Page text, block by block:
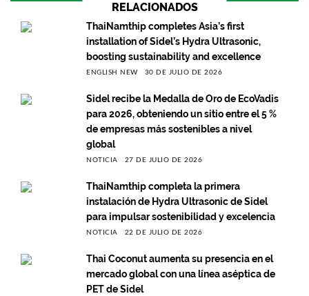
RELACIONADOS
ThaiNamthip completes Asia’s first
installation of Sidel’s Hydra Ultrasonic,
boosting sustainability and excellence
ENGLISH NEW 30 DE JULIO DE 2026
Sidel recibe la Medalla de Oro de EcoVadis
para 2026, obteniendo un sitio entre el 5 %
de empresas más sostenibles a nivel
global
NOTICIA 27 DE JULIO DE 2026
ThaiNamthip completa la primera
instalación de Hydra Ultrasonic de Sidel
para impulsar sostenibilidad y excelencia
NOTICIA 22 DE JULIO DE 2026
Thai Coconut aumenta su presencia en el
mercado global con una línea aséptica de
PET de Sidel